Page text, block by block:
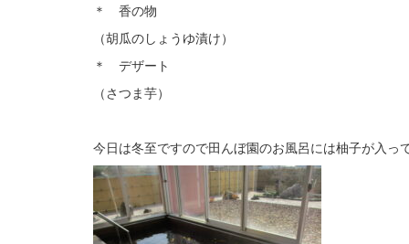
＊ 香の物
（胡瓜のしょうゆ漬け）
＊ デザート
（さつま芋）
今日は冬至ですので田んぼ園のお風呂には柚子が入っ